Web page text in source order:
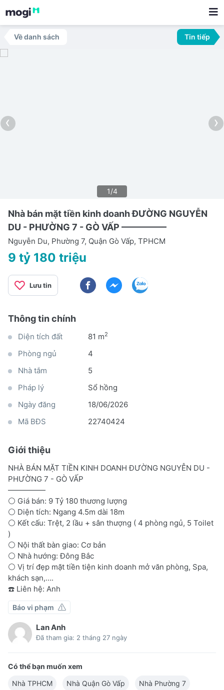
Về danh sách Tin tiếp
‹ ›
1/4
Nhà bán mặt tiền kinh doanh ĐƯỜNG NGUYỄN
DU - PHƯỜNG 7 - GÒ VẤP —————
Nguyễn Du, Phường 7, Quận Gò Vấp, TPHCM
9 tỷ 180 triệu
Lưu tin
Thông tin chính
Diện tích đất 81 m2
Phòng ngủ
4
Nhà tắm
5
Pháp lý
Sổ hồng
Ngày đăng
18/06/2026
Mã BĐS
22740424
Giới thiệu
NHÀ BÁN MẶT TIỀN KINH DOANH ĐƯỜNG NGUYỄN DU -
PHƯỜNG 7 - GÒ VẤP
—————
⚪️ Giá bán: 9 Tỷ 180 thương lượng
⚪️ Diện tích: Ngang 4.5m dài 18m
⚪️ Kết cấu: Trệt, 2 lầu + sân thượng ( 4 phòng ngủ, 5 Toilet
)
⚪️ Nội thất bàn giao: Cơ bản
⚪️ Nhà hướng: Đông Bắc
⚪️ Vị trí đẹp mặt tiền tiện kinh doanh mở văn phòng, Spa,
khách sạn,….
☎️ Liên hệ: Anh
Báo vi phạm
Lan Anh
Đã tham gia: 2 tháng 27 ngày
Có thể bạn muốn xem
Nhà TPHCM
Nhà Quận Gò Vấp Nhà Phường 7